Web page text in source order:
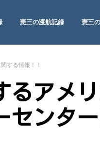
憲三の渡航記録
憲三
する情報！！
るアメ
センタ